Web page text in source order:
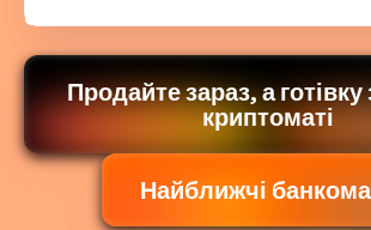
Продайте зараз, а готівку
криптоматі
Найближчі